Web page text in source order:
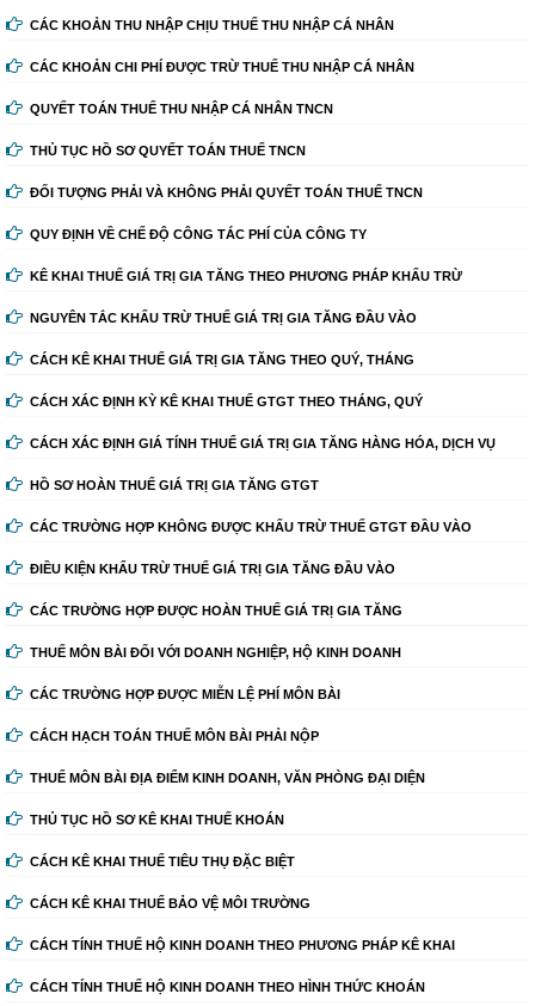
CÁC KHOẢN THU NHẬP CHỊU THUẾ THU NHẬP CÁ NHÂN
CÁC KHOẢN CHI PHÍ ĐƯỢC TRỪ THUẾ THU NHẬP CÁ NHÂN
QUYẾT TOÁN THUẾ THU NHẬP CÁ NHÂN TNCN
THỦ TỤC HỒ SƠ QUYẾT TOÁN THUẾ TNCN
ĐỐI TƯỢNG PHẢI VÀ KHÔNG PHẢI QUYẾT TOÁN THUẾ TNCN
QUY ĐỊNH VỀ CHẾ ĐỘ CÔNG TÁC PHÍ CỦA CÔNG TY
KÊ KHAI THUẾ GIÁ TRỊ GIA TĂNG THEO PHƯƠNG PHÁP KHẤU TRỪ
NGUYÊN TẮC KHẤU TRỪ THUẾ GIÁ TRỊ GIA TĂNG ĐẦU VÀO
CÁCH KÊ KHAI THUẾ GIÁ TRỊ GIA TĂNG THEO QUÝ, THÁNG
CÁCH XÁC ĐỊNH KỲ KÊ KHAI THUẾ GTGT THEO THÁNG, QUÝ
CÁCH XÁC ĐỊNH GIÁ TÍNH THUẾ GIÁ TRỊ GIA TĂNG HÀNG HÓA, DỊCH VỤ
HỒ SƠ HOÀN THUẾ GIÁ TRỊ GIA TĂNG GTGT
CÁC TRƯỜNG HỢP KHÔNG ĐƯỢC KHẤU TRỪ THUẾ GTGT ĐẦU VÀO
ĐIỀU KIỆN KHẤU TRỪ THUẾ GIÁ TRỊ GIA TĂNG ĐẦU VÀO
CÁC TRƯỜNG HỢP ĐƯỢC HOÀN THUẾ GIÁ TRỊ GIA TĂNG
THUẾ MÔN BÀI ĐỐI VỚI DOANH NGHIỆP, HỘ KINH DOANH
CÁC TRƯỜNG HỢP ĐƯỢC MIỄN LỆ PHÍ MÔN BÀI
CÁCH HẠCH TOÁN THUẾ MÔN BÀI PHẢI NỘP
THUẾ MÔN BÀI ĐỊA ĐIỂM KINH DOANH, VĂN PHÒNG ĐẠI DIỆN
THỦ TỤC HỒ SƠ KÊ KHAI THUẾ KHOÁN
CÁCH KÊ KHAI THUẾ TIÊU THỤ ĐẶC BIỆT
CÁCH KÊ KHAI THUẾ BẢO VỆ MÔI TRƯỜNG
CÁCH TÍNH THUẾ HỘ KINH DOANH THEO PHƯƠNG PHÁP KÊ KHAI
CÁCH TÍNH THUẾ HỘ KINH DOANH THEO HÌNH THỨC KHOÁN